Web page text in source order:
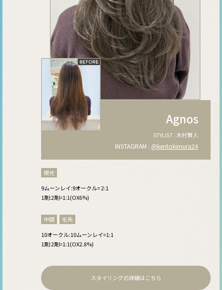
Agnos
STYLIST : 木村賢人
INSTAGRAM : @kentokimura24
根元
9ムーンレイ:9オークル= 2:1
1剤:2剤=1:1(OX6%)
中間
毛先
10オークル:10ムーンレイ=1:1
1剤:2剤=1:1(OX2.8%)
スタイリングの詳細はこちら